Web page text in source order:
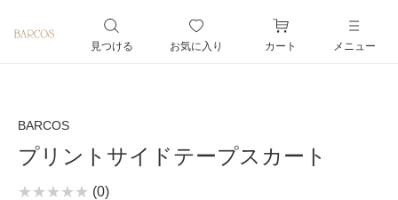
見つける お気に入り カート メニュー
BARCOS
プリントサイドテープスカート
(0)